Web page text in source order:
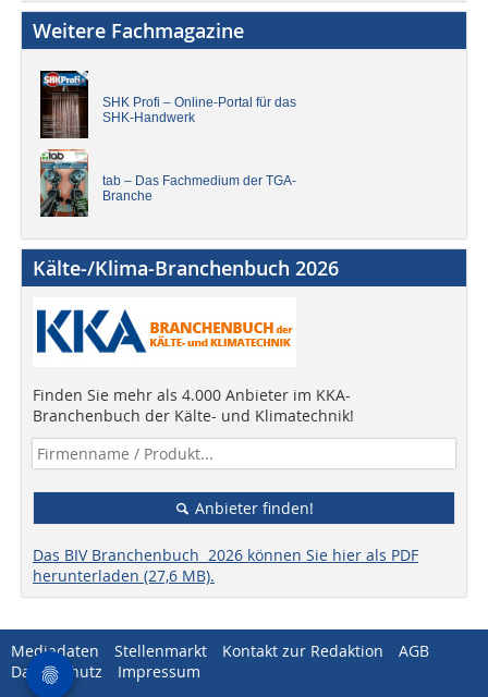
Weitere Fachmagazine
SHK Profi – Online-Portal für das
SHK-Handwerk
tab – Das Fachmedium der TGA-
Branche
Kälte-/Klima-Branchenbuch 2026
Finden Sie mehr als 4.000 Anbieter im KKA-
Branchenbuch der Kälte- und Klimatechnik!
Anbieter finden!
Das BIV Branchenbuch 2026 können Sie hier als PDF
herunterladen (27,6 MB).
Mediadaten Stellenmarkt Kontakt zur Redaktion
AGB
Datenschutz
Impressum